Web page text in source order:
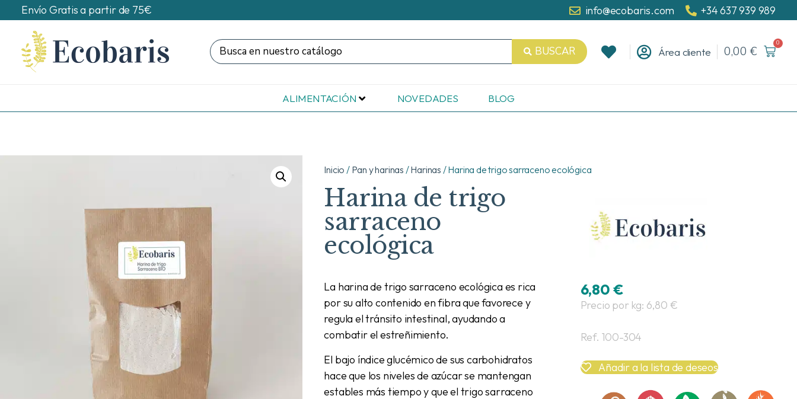
Envío Gratis a partir de 75€ info@ecobaris.com +34 637 939 989
BUSCAR Área cliente 0,00€
0
ALIMENTACIÓN NOVEDADES BLOG
Inicio / Pan y harinas /Harinas / Harina de trigo sarraceno ecológica
Harina de trigo
sarraceno
ecológica
La harina de trigo sarraceno ecológica es rica
por su alto contenido en fibra que favorece y
regula el tránsito intestinal, ayudando a
combatir el estreñimiento.
El bajo índice glucémico de sus carbohidratos
hace que los niveles de azúcar se mantengan
estables más tiempo y que el trigo sarraceno
6,80 €
Precio por kg: 6,80 €
Ref. 100-304
Añadir a la lista de deseos